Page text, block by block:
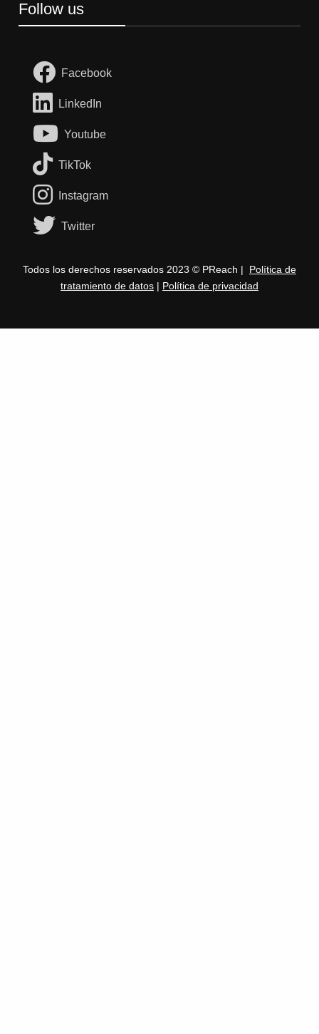
Follow us
Facebook
LinkedIn
Youtube
TikTok
Instagram
Twitter
Todos los derechos reservados 2023 © PReach | Política de
tratamiento de datos | Política de privacidad